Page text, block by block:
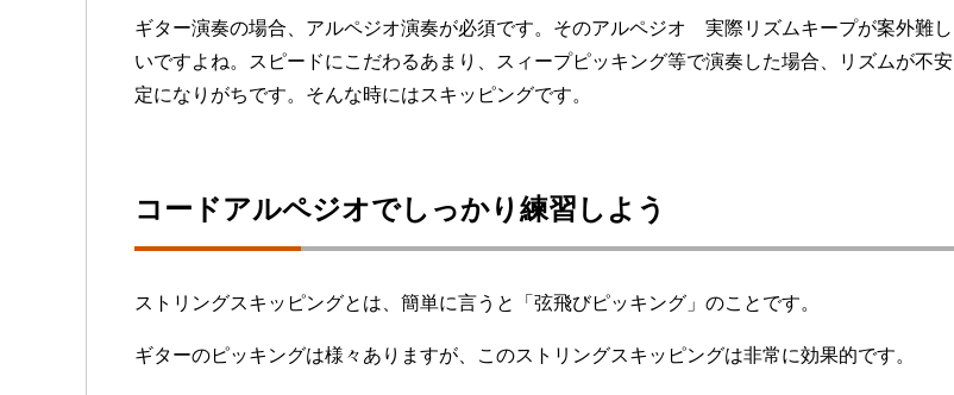
ギター演奏の場合、アルペジオ演奏が必須です。そのアルペジオ 実際リズムキープが案外難し
いですよね。スピードにこだわるあまり、スィープピッキング等で演奏した場合、リズムが不安
定になりがちです。そんな時にはスキッピングです。
コードアルペジオでしっかり練習しよう
ストリングスキッピングとは、簡単に言うと「弦飛びピッキング」のことです。
ギターのピッキングは様々ありますが、このストリングスキッピングは非常に効果的です。